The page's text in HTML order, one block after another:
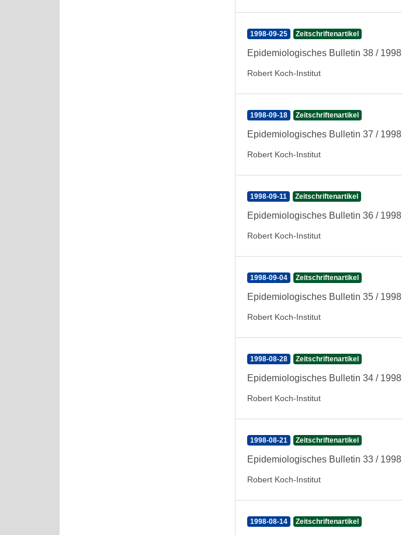
1998-09-25 Zeitschriftenartikel
Epidemiologisches Bulletin 38 / 1998
Robert Koch-Institut
1998-09-18 Zeitschriftenartikel
Epidemiologisches Bulletin 37 / 1998
Robert Koch-Institut
1998-09-11 Zeitschriftenartikel
Epidemiologisches Bulletin 36 / 1998
Robert Koch-Institut
1998-09-04 Zeitschriftenartikel
Epidemiologisches Bulletin 35 / 1998
Robert Koch-Institut
1998-08-28 Zeitschriftenartikel
Epidemiologisches Bulletin 34 / 1998
Robert Koch-Institut
1998-08-21 Zeitschriftenartikel
Epidemiologisches Bulletin 33 / 1998
Robert Koch-Institut
1998-08-14 Zeitschriftenartikel